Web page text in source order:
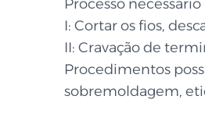
Processo necessário
I: Cortar os fios,
II: Cravação de
Procedimentos
sobremoldagem,